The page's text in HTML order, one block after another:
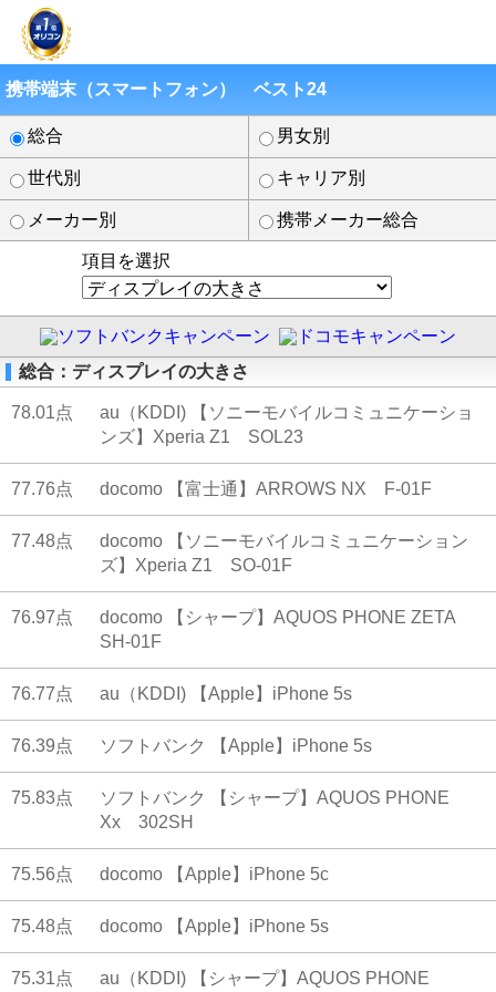
携帯端末（スマートフォン） ベスト24
総合 男女別
世代別 キャリア別
メーカー別 携帯メーカー総合
項目を選択
総合：ディスプレイの大きさ
78.01点
au（KDDI) 【ソニーモバイルコミュニケーショ
ンズ】Xperia Z1 SOL23
77.76点 docomo 【富士通】ARROWS NX F-01F
77.48点
docomo 【ソニーモバイルコミュニケーション
ズ】Xperia Z1 SO-01F
76.97点
docomo 【シャープ】AQUOS PHONE ZETA
SH-01F
76.77点 au（KDDI) 【Apple】iPhone 5s
76.39点 ソフトバンク 【Apple】iPhone 5s
75.83点
ソフトバンク 【シャープ】AQUOS PHONE
Xx 302SH
75.56点 docomo 【Apple】iPhone 5c
75.48点 docomo 【Apple】iPhone 5s
75.31点 au（KDDI) 【シャープ】AQUOS PHONE